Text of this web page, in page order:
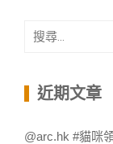
搜
鍵 近期文章
@arc.hk #貓咪